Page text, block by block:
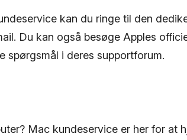
kan du ringe til den
Du kan også besøge Apples
spørgsmål i deres supportforum.
Mac kundeservice er her for at